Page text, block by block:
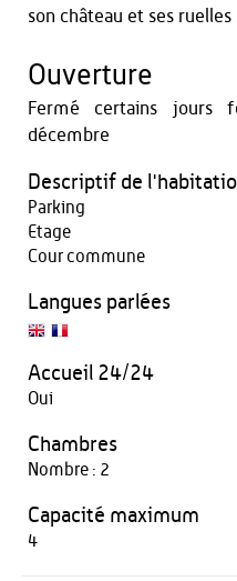
son château et ses ruelles .
Ouverture
Fermé certains jours
décembre
Descriptif de
Parking
Etage
Cour commune
Langues parlées
Accueil 24/24
Oui
Chambres
Nombre : 2
Capacité maximum
4